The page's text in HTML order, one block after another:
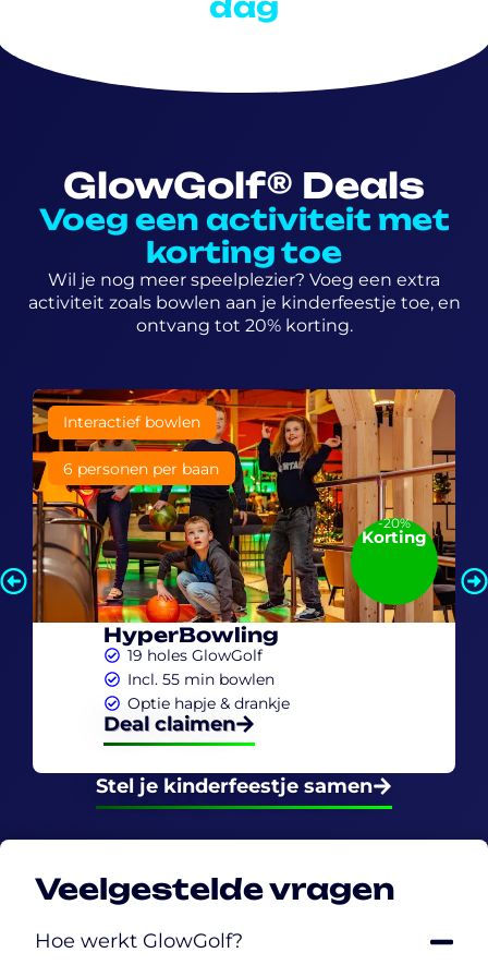
GlowGolf® Deals
Voeg een activiteit met
korting toe
Wil je nog meer speelplezier? Voeg een extra
activiteit zoals bowlen aan je kinderfeestje toe, en
ontvang tot 20% korting.
-20%
Korting
6+ jaar
Interactief bowlen
6 personen per baan
HyperBowling
19 holes GlowGolf
Incl. 55 min bowlen
Optie hapje & drankje
Deal claimen
Stel je kinderfeestje samen
Veelgestelde vragen
Hoe werkt GlowGolf?